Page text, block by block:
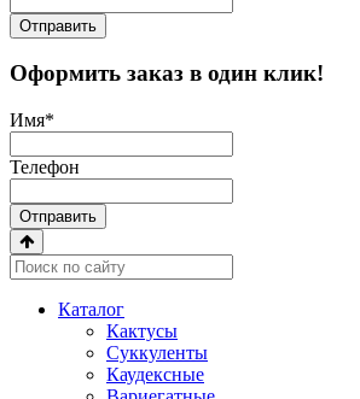
Отправить
Оформить заказ в один клик!
Имя*
Телефон
Отправить
Каталог
Кактусы
Суккуленты
Каудексные